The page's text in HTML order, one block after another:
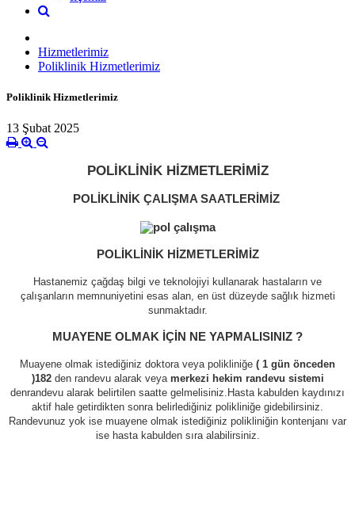
Hizmetlerimiz
Poliklinik Hizmetlerimiz
Poliklinik Hizmetlerimiz
13 Şubat 2025
POLİKLİNİK HİZMETLERİMİZ
POLİKLİNİK ÇALIŞMA SAATLERİMİZ
POLİKLİNİK HİZMETLERİMİZ
Hastanemiz çağdaş bilgi ve teknolojiyi kullanarak hastaların ve
çalışanların memnuniyetini esas alan, en üst düzeyde sağlık hizmeti
sunmaktadır.
MUAYENE OLMAK İÇİN NE YAPMALISINIZ ?
Muayene olmak istediğiniz doktora veya polikliniğe ( 1 gün önceden
)182 den randevu alarak veyamerkezi hekim randevu sistemi
denrandevu alarak belirtilen saatte gelmelisiniz.Hasta kabulden kaydınızı
aktif hale getirdikten sonra belirlediğiniz polikliniğe gidebilirsiniz.
Randevunuz yok ise muayene olmak istediğiniz polikliniğin kontenjanı var
ise hasta kabulden sıra alabilirsiniz.